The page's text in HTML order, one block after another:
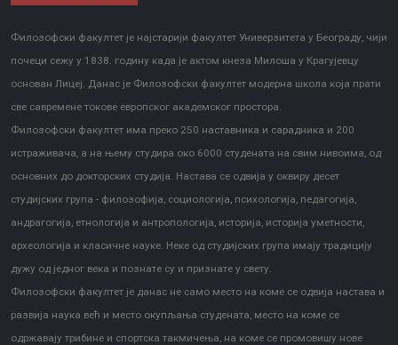
Филозофски факултет је најстарији факултет Универзитета у Београду, чији
почеци сежу у 1838. годину када је актом кнеза Милоша у Крагујевцу
основан Лицеј. Данас је Филозофски факултет модерна школа која прати
све савремене токове европског академског простора.
Филозофски факултет има преко 250 наставника и сарадника и 200
истраживача, а на њему студира око 6000 студената на свим нивоима, од
основних до докторских студија. Настава се одвија у оквиру десет
студијских група - филозофија, социологија, психологија, педагогија,
андрагогија, етнологија и антропологија, историја, историја уметности,
археологија и класичне науке. Неке од студијских група имају традицију
дужу од једног века и познате су и признате у свету.
Филозофски факултет је данас не само место на коме се одвија настава и
развија наука већ и место окупљања студената, место на коме се
одржавају трибине и спортска такмичења, на коме се промовишу нове